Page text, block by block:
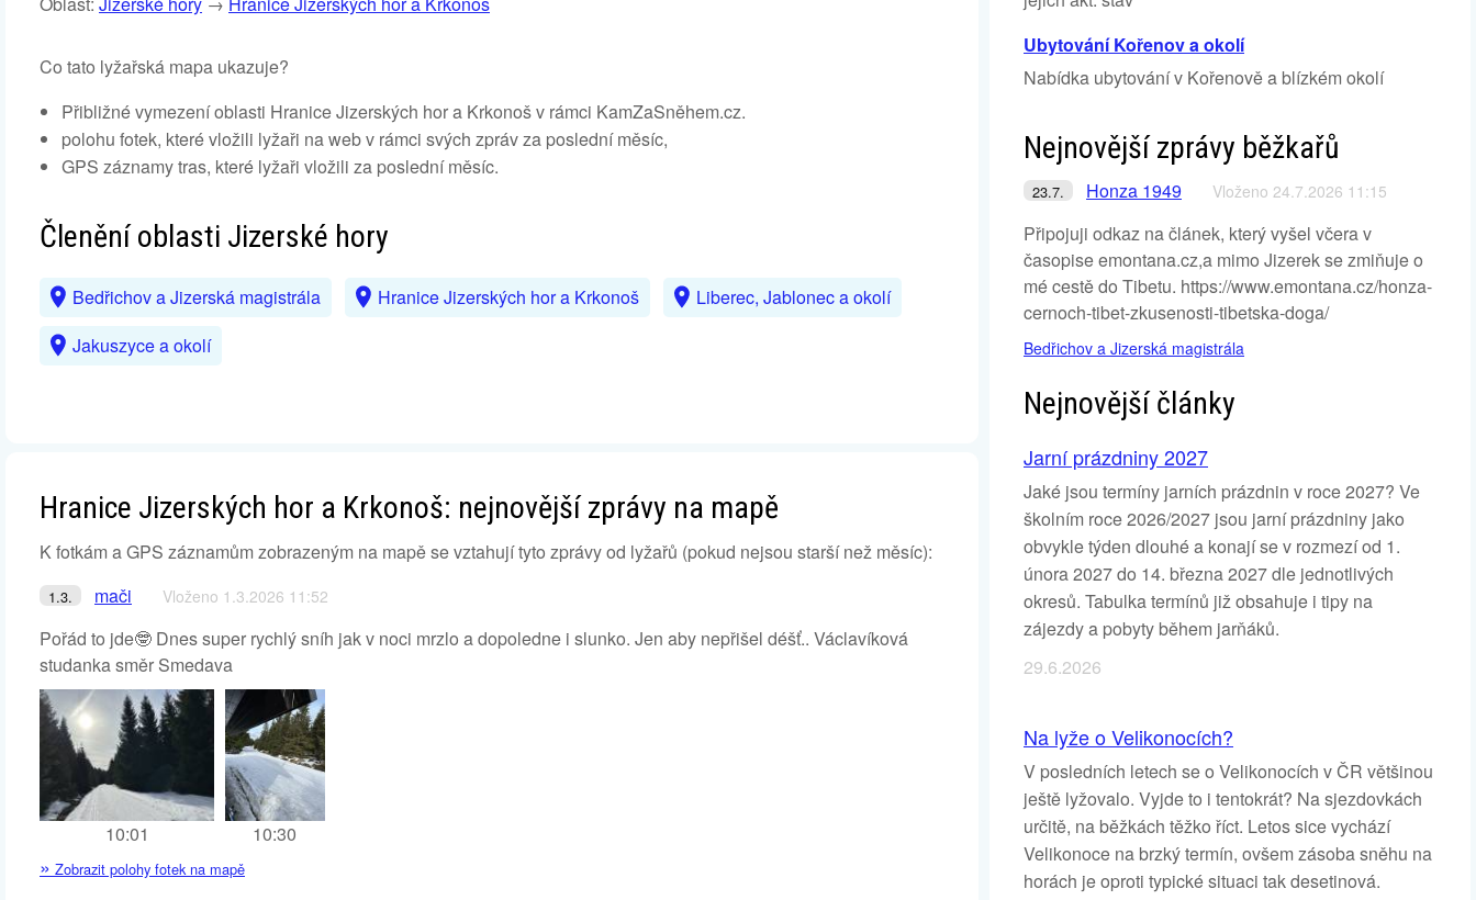
Co tato lyžařská mapa ukazuje?
Přibližné vymezení oblasti Hranice Jizerských hor a Krkonoš v rámci KamZaSněhem.cz.
polohu fotek, které vložili lyžaři na web v rámci svých zpráv za poslední měsíc,
GPS záznamy tras, které lyžaři vložili za poslední měsíc.
Členění oblasti Jizerské hory
Bedřichov a Jizerská magistrála Hranice Jizerských hor a Krkonoš
Liberec, Jablonec a okolí
Jakuszyce a okolí
Hranice Jizerských hor a Krkonoš: nejnovější zprávy na mapě
K fotkám a GPS záznamům zobrazeným na mapě se vztahují tyto zprávy od lyžařů (pokud nejsou starší než měsíc):
1.3. mači Vloženo 1.3.2026 11:52
Pořád to jde🤓 Dnes super rychlý sníh jak v noci mrzlo a dopoledne i slunko. Jen aby nepřišel déšť.. Václavíková
studanka směr Smedava
10:01 10:30
» Zobrazit polohy fotek na mapě
Ubytování Kořenov a okolí
Nabídka ubytování v Kořenově a blízkém okolí
Nejnovější zprávy běžkařů
23.7. Honza 1949 Vloženo 24.7.2026 11:15
Připojuji odkaz na článek, který vyšel včera v
časopise emontana.cz,a mimo Jizerek se zmiňuje o
mé cestě do Tibetu. https://www.emontana.cz/honza-
cernoch-tibet-zkusenosti-tibetska-doga/
Bedřichov a Jizerská magistrála
Nejnovější články
Jarní prázdniny 2027
Jaké jsou termíny jarních prázdnin v roce 2027? Ve
školním roce 2026/2027 jsou jarní prázdniny jako
obvykle týden dlouhé a konají se v rozmezí od 1.
února 2027 do 14. března 2027 dle jednotlivých
okresů. Tabulka termínů již obsahuje i tipy na
zájezdy a pobyty během jarňáků.
29.6.2026
Na lyže o Velikonocích?
V posledních letech se o Velikonocích v ČR většinou
ještě lyžovalo. Vyjde to i tentokrát? Na sjezdovkách
určitě, na běžkách těžko říct. Letos sice vychází
Velikonoce na brzký termín, ovšem zásoba sněhu na
horách je oproti typické situaci tak desetinová.